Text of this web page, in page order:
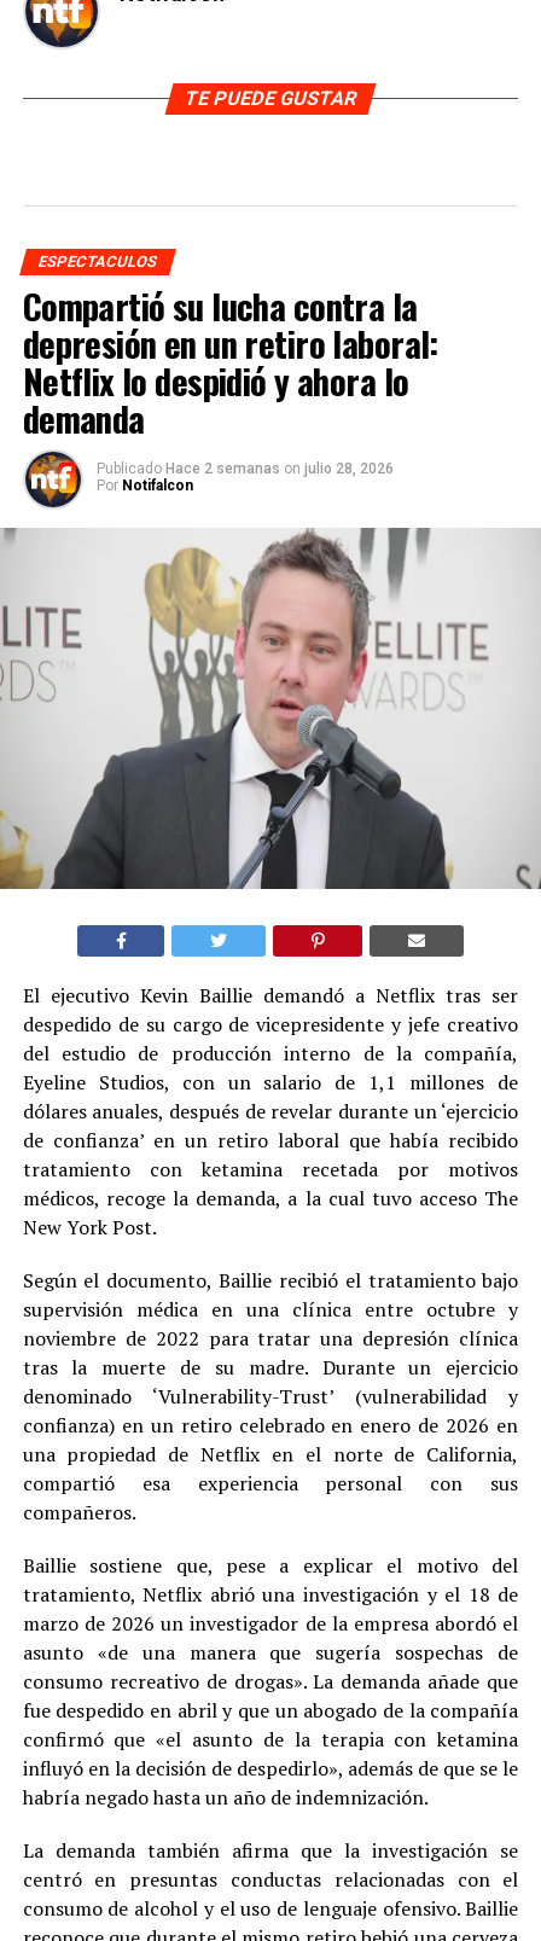
Compartió su lucha contra la
depresión en un retiro laboral:
Netflix lo despidió y ahora lo
demanda
Por Notifalcon
despedido de su cargo de vicepresidente y jefe creativo
del estudio de producción interno de la compañía,
Eyeline Studios, con un salario de 1,1 millones de
dólares anuales, después de revelar durante un ‘ejercicio
de confianza’ en un retiro laboral que había recibido
tratamiento con ketamina recetada por motivos
médicos, recoge la demanda, a la cual tuvo acceso The
New York Post.
supervisión médica en una clínica entre octubre y
noviembre de 2022 para tratar una depresión clínica
tras la muerte de su madre. Durante un ejercicio
denominado ‘Vulnerability-Trust’ (vulnerabilidad y
confianza) en un retiro celebrado en enero de 2026 en
una propiedad de Netflix en el norte de California,
compartió esa experiencia personal con sus
compañeros.
tratamiento, Netflix abrió una investigación y el 18 de
marzo de 2026 un investigador de la empresa abordó el
asunto «de una manera que sugería sospechas de
consumo recreativo de drogas». La demanda añade que
fue despedido en abril y que un abogado de la compañía
confirmó que «el asunto de la terapia con ketamina
influyó en la decisión de despedirlo», además de que se le
habría negado hasta un año de indemnización.
centró en presuntas conductas relacionadas con el
consumo de alcohol y el uso de lenguaje ofensivo. Baillie
reconoce que durante el mismo retiro bebió una cerveza